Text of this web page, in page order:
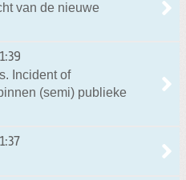
van de nieuwe
Incident of
(semi) publieke